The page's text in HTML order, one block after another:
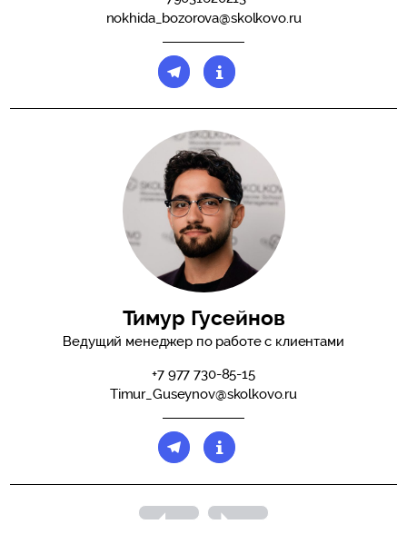
nokhida_bozorova@skolkovo.ru
Тимур Гусейнов
Ведущий менеджер по работе с клиентами
+7 977 730-85-15
Timur_Guseynov@skolkovo.ru